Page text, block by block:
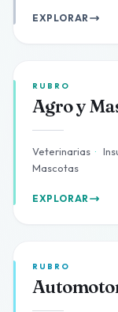
EXPLORAR
RUBRO
Agro y
Veterinarias ·
Mascotas
EXPLORAR
RUBRO